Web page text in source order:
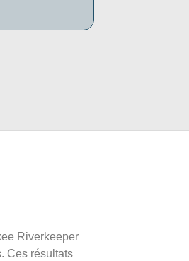
Riverkeeper
Ces résultats